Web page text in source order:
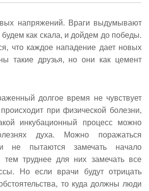
напряжений. Враги выдумывают
как скала, и дойдем до победы.
что каждое нападение дает новых
такие друзья, но они как цемент
долгое время не чувствует
при физической болезни,
инкубационный процесс можно
духа. Можно поражаться
не пытаются замечать начало
тем труднее для них замечать все
Но если врачи будут отрицать
то куда должны люди